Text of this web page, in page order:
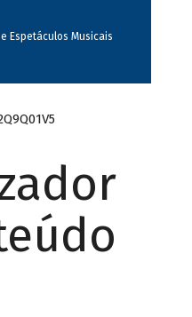
Espetáculos Musicais